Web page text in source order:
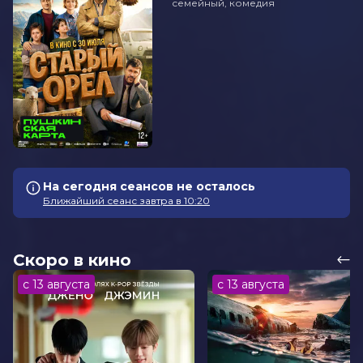
семейный, комедия
На сегодня сеансов не осталось
Ближайший сеанс завтра в 10:20
Скоро в кино
с 13 августа с 13 августа